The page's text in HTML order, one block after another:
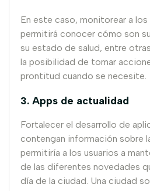
En este caso, monitorear a
permitirá conocer cómo son
su estado de salud, entre
la posibilidad de tomar
prontitud cuando se necesite.
3. Apps de actualidad
Fortalecer el desarrollo de
contengan información sobre
permitiría a los usuarios a
de las diferentes novedades
día de la ciudad. Una ciudad